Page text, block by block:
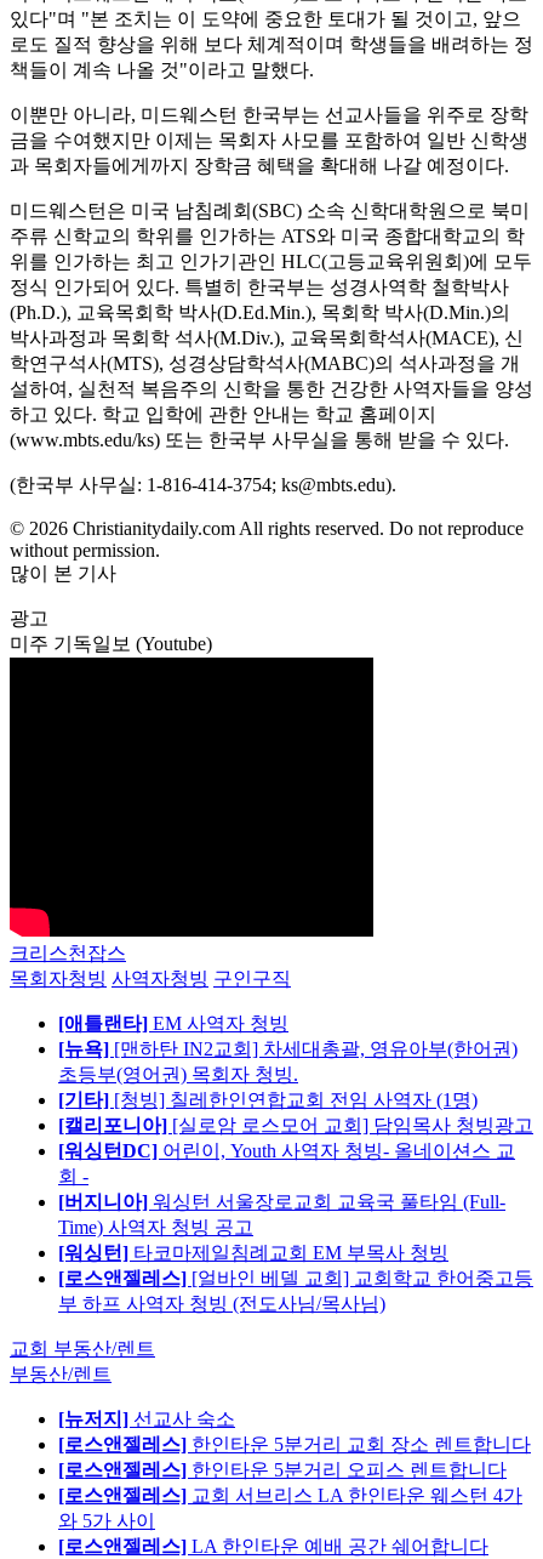
있다"며 "본 조치는 이 도약에 중요한 토대가 될 것이고, 앞으
로도 질적 향상을 위해 보다 체계적이며 학생들을 배려하는 정
책들이 계속 나올 것"이라고 말했다.
이뿐만 아니라, 미드웨스턴 한국부는 선교사들을 위주로 장학
금을 수여했지만 이제는 목회자 사모를 포함하여 일반 신학생
과 목회자들에게까지 장학금 혜택을 확대해 나갈 예정이다.
미드웨스턴은 미국 남침례회(SBC) 소속 신학대학원으로 북미
주류 신학교의 학위를 인가하는 ATS와 미국 종합대학교의 학
위를 인가하는 최고 인가기관인 HLC(고등교육위원회)에 모두
정식 인가되어 있다. 특별히 한국부는 성경사역학 철학박사
(Ph.D.), 교육목회학 박사(D.Ed.Min.), 목회학 박사(D.Min.)의
박사과정과 목회학 석사(M.Div.), 교육목회학석사(MACE), 신
학연구석사(MTS), 성경상담학석사(MABC)의 석사과정을 개
설하여, 실천적 복음주의 신학을 통한 건강한 사역자들을 양성
하고 있다. 학교 입학에 관한 안내는 학교 홈페이지
(www.mbts.edu/ks) 또는 한국부 사무실을 통해 받을 수 있다.
(한국부 사무실: 1-816-414-3754; ks@mbts.edu).
© 2026 Christianitydaily.com All rights reserved. Do not reproduce
without permission.
많이 본 기사
광고
미주 기독일보 (Youtube)
크리스천잡스
목회자청빙 사역자청빙 구인구직
[애틀랜타] EM 사역자 청빙
[뉴욕] [맨하탄 IN2교회] 차세대총괄, 영유아부(한어권)
초등부(영어권) 목회자 청빙.
[기타] [청빙] 칠레한인연합교회 전임 사역자 (1명)
[캘리포니아] [실로암 로스모어 교회] 담임목사 청빙광고
[워싱턴DC] 어린이, Youth 사역자 청빙- 올네이션스 교
회 -
[버지니아] 워싱턴 서울장로교회 교육국 풀타임 (Full-
Time) 사역자 청빙 공고
[워싱턴] 타코마제일침례교회 EM 부목사 청빙
[로스앤젤레스] [얼바인 베델 교회] 교회학교 한어중고등
부 하프 사역자 청빙 (전도사님/목사님)
교회 부동산/렌트
부동산/렌트
[뉴저지] 선교사 숙소
[로스앤젤레스] 한인타운 5분거리 교회 장소 렌트합니다
[로스앤젤레스] 한인타운 5분거리 오피스 렌트합니다
[로스앤젤레스] 교회 서브리스 LA 한인타운 웨스턴 4가
와 5가 사이
[로스앤젤레스] LA 한인타운 예배 공간 쉐어합니다